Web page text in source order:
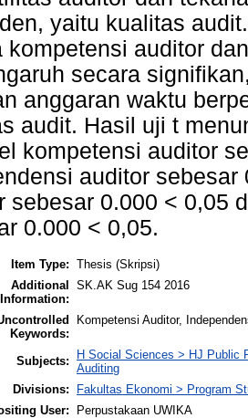
yaitu kualitas
kompetensi auditor
secara
anggaran waktu
audit. Hasil uji t
kompetensi auditor
auditor
sebesar 0.000 < 0,05
0.000 < 0,05.
Item Type: Thesis (Skripsi)
Additional
Information:
SK.AK Sug 154 2016
Keywords:
Kompetensi Auditor,
Subjects:
H Social Sciences > HJ Public
Auditing
Divisions:
Fakultas Ekonomi > Program
User:
Perpustakaan UWIKA